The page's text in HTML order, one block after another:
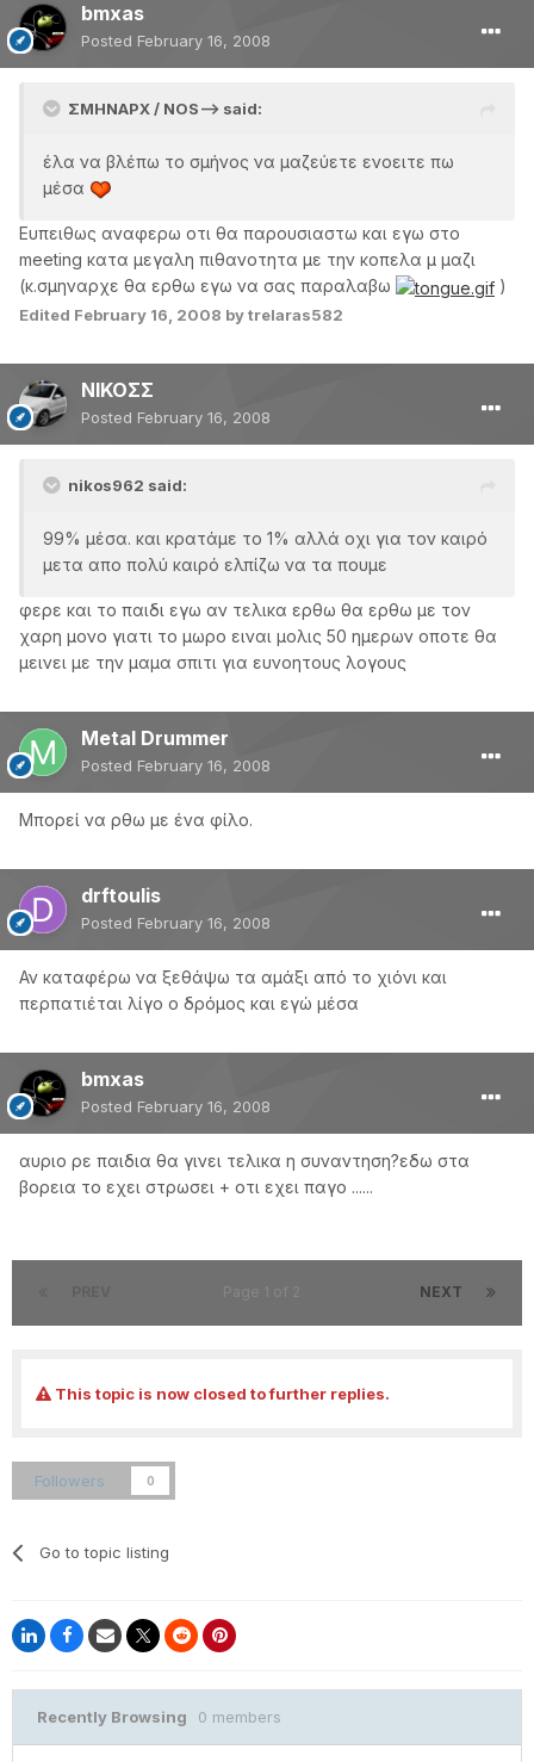
bmxas
Posted February 16, 2008
ΣΜΗΝΑΡΧ / NOS--> said:
έλα να βλέπω το σμήνος να μαζεύετε ενοειτε πω
μέσα
Ευπειθως αναφερω οτι θα παρουσιαστω και εγω στο
meeting κατα μεγαλη πιθανοτητα με την κοπελα μ μαζι
(κ.σμηναρχε θα ερθω εγω να σας παραλαβω
)
Edited February 16, 2008 by trelaras582
ΝΙΚΟΣΣ
Posted February 16, 2008
nikos962 said:
99% μέσα. και κρατάμε το 1% αλλά οχι για τον καιρό
μετα απο πολύ καιρό ελπίζω να τα πουμε
φερε και το παιδι εγω αν τελικα ερθω θα ερθω με τον
χαρη μονο γιατι το μωρο ειναι μολις 50 ημερων οποτε θα
μεινει με την μαμα σπιτι για ευνοητους λογους
Metal Drummer
Posted February 16, 2008
Μπορεί να ρθω με ένα φίλο.
drftoulis
Posted February 16, 2008
Αν καταφέρω να ξεθάψω τα αμάξι από το χιόνι και
περπατιέται λίγο ο δρόμος και εγώ μέσα
bmxas
Posted February 16, 2008
αυριο ρε παιδια θα γινει τελικα η συναντηση?εδω στα
βορεια το εχει στρωσει + οτι εχει παγο ......
NEXT
This topic is now closed to further replies.
Followers 0
Go to topic listing
Recently Browsing 0 members